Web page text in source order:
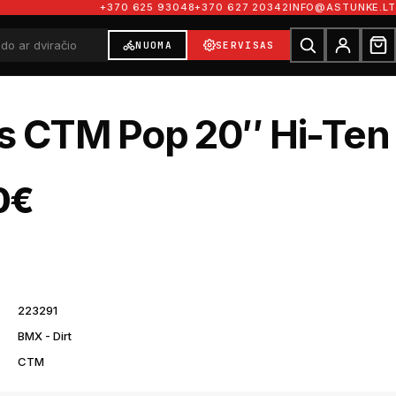
+370 625 93048+370 627 20342INFO@ASTUNKE.LT
NUOMA SERVISAS
CTM Pop 20″ Hi-Ten
€
223291
BMX - Dirt
CTM